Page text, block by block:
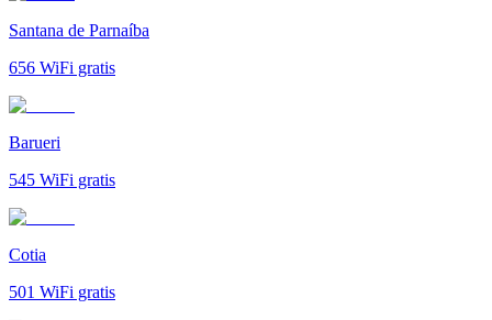
Santana de Parnaíba
656 WiFi gratis
Barueri
545 WiFi gratis
Cotia
501 WiFi gratis